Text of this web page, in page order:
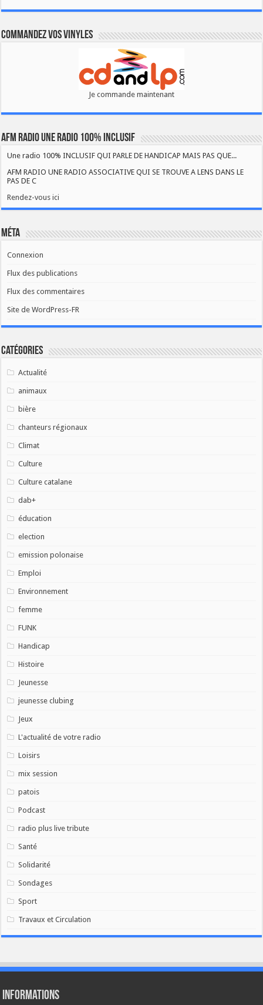
Commandez vos vinyles
Je commande maintenant
AFM RADIO UNE RADIO 100% INCLUSIF
Une radio 100% INCLUSIF QUI PARLE DE HANDICAP MAIS PAS QUE...
AFM RADIO UNE RADIO ASSOCIATIVE QUI SE TROUVE A LENS DANS LE
PAS DE C
Rendez-vous ici
Méta
Connexion
Flux des publications
Flux des commentaires
Site de WordPress-FR
Catégories
Actualité
animaux
bière
chanteurs régionaux
Climat
Culture
Culture catalane
dab+
éducation
election
emission polonaise
Emploi
Environnement
femme
FUNK
Handicap
Histoire
Jeunesse
jeunesse clubing
Jeux
L'actualité de votre radio
Loisirs
mix session
patois
Podcast
radio plus live tribute
Santé
Solidarité
Sondages
Sport
Travaux et Circulation
Informations